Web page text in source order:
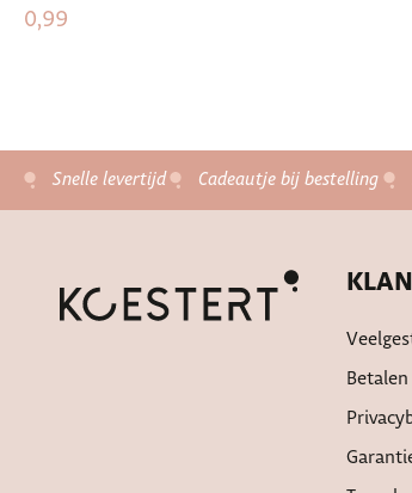
0,99
Snelle levertijd Cadeautje bij bestelling